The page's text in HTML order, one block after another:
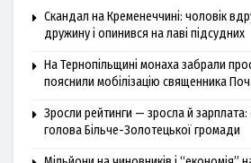
Скандал на Кременеччині: чоловік
дружину і опинився на лаві підсудних
На Тернопільщині монаха забрали
пояснили мобілізацію священника
Зросли рейтинги — зросла й зарплата:
голова Більче-Золотецької громади